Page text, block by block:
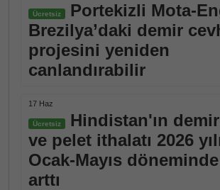
Ücretsiz
Portekizli Mota-
Brezilya’daki demir
projesini yeniden
canlandırabilir
17 Haz
Ücretsiz
Hindistan'ın
ve pelet ithalatı 2026
Ocak-Mayıs
arttı